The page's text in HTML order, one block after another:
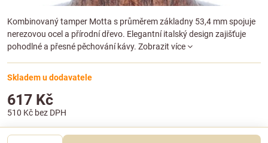
Kombinovaný tamper Motta s průměrem základny 53,4 mm spojuje
nerezovou ocel a přírodní dřevo. Elegantní italský design zajišťuje
pohodlné a přesné pěchování kávy. Zobrazit více
Skladem u dodavatele
617 Kč
510 Kč bez DPH